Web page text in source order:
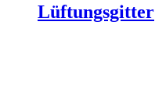
Lüftungsgitter